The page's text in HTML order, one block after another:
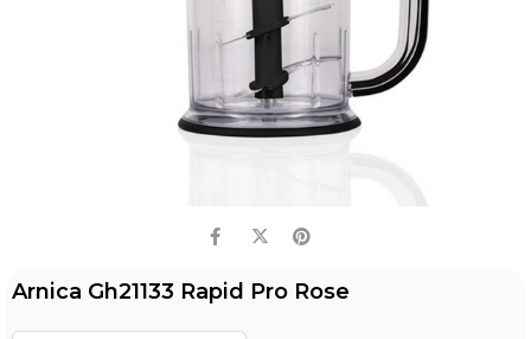
Arnica Gh21133 Rapid Pro Rose